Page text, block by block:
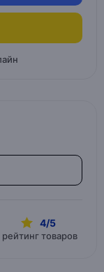
4/5
рейтинг товаров